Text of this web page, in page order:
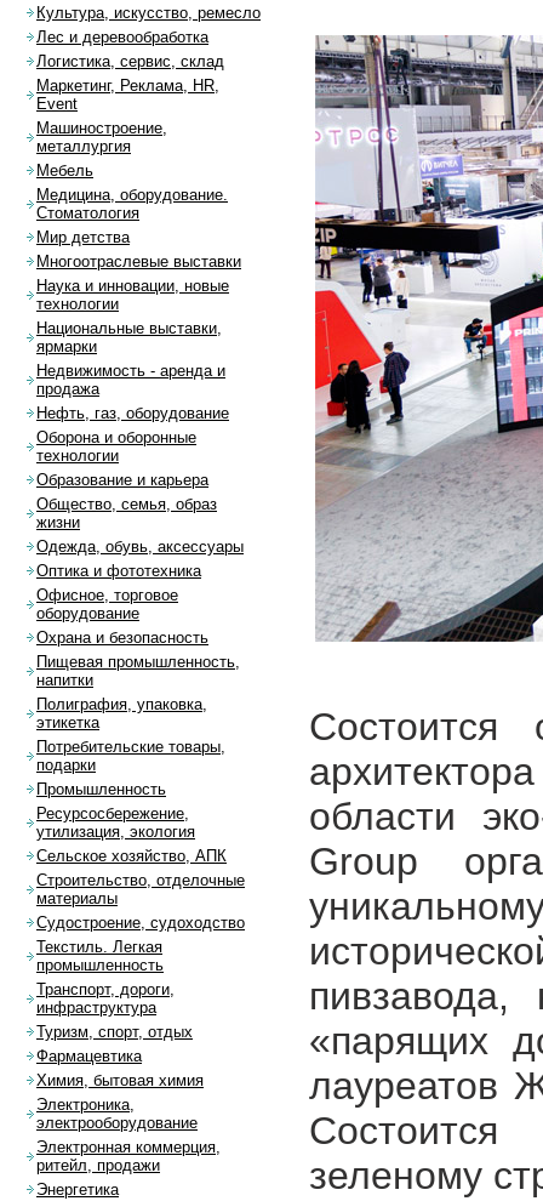
Состоится
области
Group
пивзавода,
«парящих
лауреатов
зеленому
Культура, искусство, ремесло
Лес и деревообработка
Логистика, сервис, склад
Маркетинг, Реклама, HR,
Event
Машиностроение,
металлургия
Мебель
Медицина, оборудование.
Стоматология
Мир детства
Многоотраслевые выставки
Наука и инновации, новые
технологии
Национальные выставки,
ярмарки
Недвижимость - аренда и
продажа
Нефть, газ, оборудование
Оборона и оборонные
технологии
Образование и карьера
Общество, семья, образ
жизни
Одежда, обувь, аксессуары
Оптика и фототехника
Офисное, торговое
оборудование
Охрана и безопасность
Пищевая промышленность,
напитки
Полиграфия, упаковка,
этикетка
Потребительские товары,
подарки
Промышленность
Ресурсосбережение,
утилизация, экология
Сельское хозяйство, АПК
Строительство, отделочные
материалы
Судостроение, судоходство
Текстиль. Легкая
промышленность
Транспорт, дороги,
инфраструктура
Туризм, спорт, отдых
Фармацевтика
Химия, бытовая химия
Электроника,
электрооборудование
Электронная коммерция,
ритейл, продажи
Энергетика